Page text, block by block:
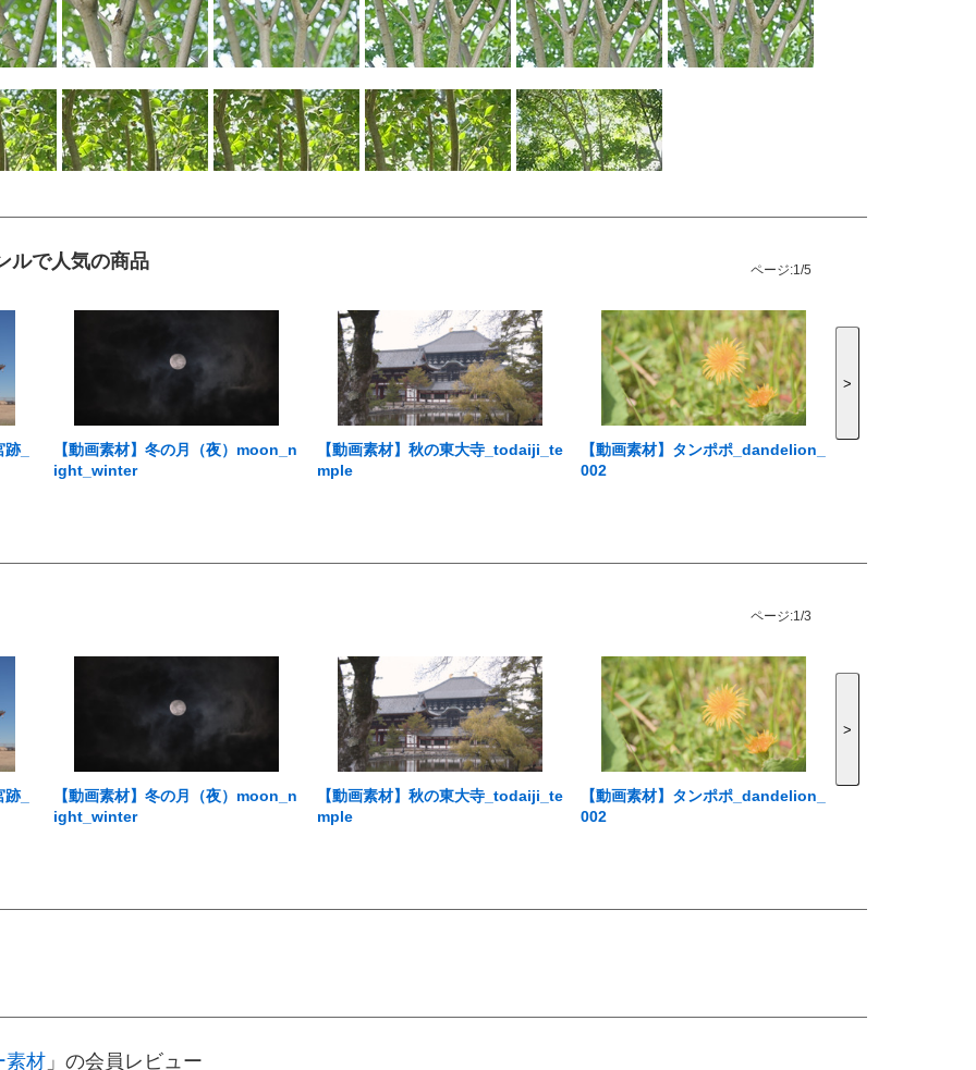
ルで人気の商品 ページ:1/5
_
【動画素材】冬の月（夜）moon_n
ight_winter
【動画素材】秋の東大寺_todaiji_te
mple
【動画素材】タンポポ_dandelion_
002
>
ページ:1/3
_
【動画素材】冬の月（夜）moon_n
ight_winter
【動画素材】秋の東大寺_todaiji_te
mple
【動画素材】タンポポ_dandelion_
002
>
素材 」の会員レビュー